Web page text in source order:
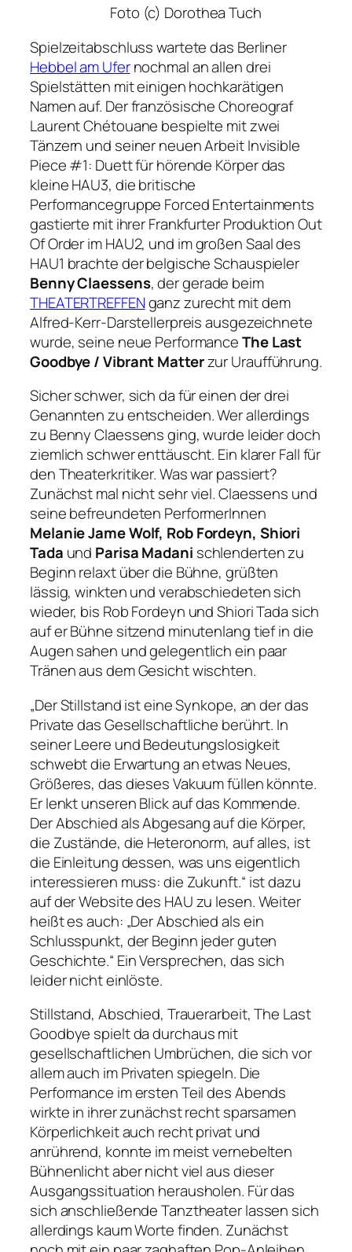
Foto (c) Dorothea Tuch
Spielzeitabschluss wartete das Berliner
Hebbel am Ufernochmal an allen drei
Spielstätten mit einigen hochkarätigen
Namen auf. Der französische Choreograf
Laurent Chétouane bespielte mit zwei
Tänzern und seiner neuen ArbeitInvisible
Piece #1: Duett für hörende Körperdas
kleine HAU3, die britische
Performancegruppe Forced Entertainments
gastierte mit ihrer Frankfurter ProduktionOut
Of Orderim HAU2, und im großen Saal des
HAU1 brachte der belgische Schauspieler
Benny Claessens, der gerade beim
THEATERTREFFENganz zurecht mit dem
Alfred-Kerr-Darstellerpreis ausgezeichnete
wurde, seine neue PerformanceThe Last
Goodbye / Vibrant Matterzur Uraufführung.
Sicher schwer, sich da für einen der drei
Genannten zu entscheiden. Wer allerdings
zu Benny Claessens ging, wurde leider doch
ziemlich schwer enttäuscht. Ein klarer Fall für
den Theaterkritiker. Was war passiert?
Zunächst mal nicht sehr viel. Claessens und
seine befreundeten PerformerInnen
Melanie Jame Wolf, Rob Fordeyn, Shiori
Tada und Parisa Madani schlenderten zu
Beginn relaxt über die Bühne, grüßten
lässig, winkten und verabschiedeten sich
wieder, bis Rob Fordeyn und Shiori Tada sich
auf er Bühne sitzend minutenlang tief in die
Augen sahen und gelegentlich ein paar
Tränen aus dem Gesicht wischten.
„Der Stillstand ist eine Synkope, an der das
Private das Gesellschaftliche berührt. In
seiner Leere und Bedeutungslosigkeit
schwebt die Erwartung an etwas Neues,
Größeres, das dieses Vakuum füllen könnte.
Er lenkt unseren Blick auf das Kommende.
Der Abschied als Abgesang auf die Körper,
die Zustände, die Heteronorm, auf alles, ist
die Einleitung dessen, was uns eigentlich
interessieren muss: die Zukunft.“ ist dazu
auf der Website des HAU zu lesen. Weiter
heißt es auch: „Der Abschied als ein
Schlusspunkt, der Beginn jeder guten
Geschichte.“ Ein Versprechen, das sich
leider nicht einlöste.
Stillstand, Abschied, Trauerarbeit,The Last
Goodbye spielt da durchaus mit
gesellschaftlichen Umbrüchen, die sich vor
allem auch im Privaten spiegeln. Die
Performance im ersten Teil des Abends
wirkte in ihrer zunächst recht sparsamen
Körperlichkeit auch recht privat und
anrührend, konnte im meist vernebelten
Bühnenlicht aber nicht viel aus dieser
Ausgangssituation herausholen. Für das
sich anschließende Tanztheater lassen sich
allerdings kaum Worte finden. Zunächst